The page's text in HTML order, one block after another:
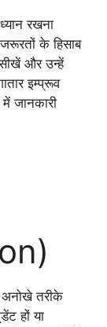
रखना
के हिसाब
और उन्हें
इम्प्रूव
जानकारी
तरीके
हों या